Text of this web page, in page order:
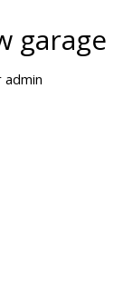
garage
admin